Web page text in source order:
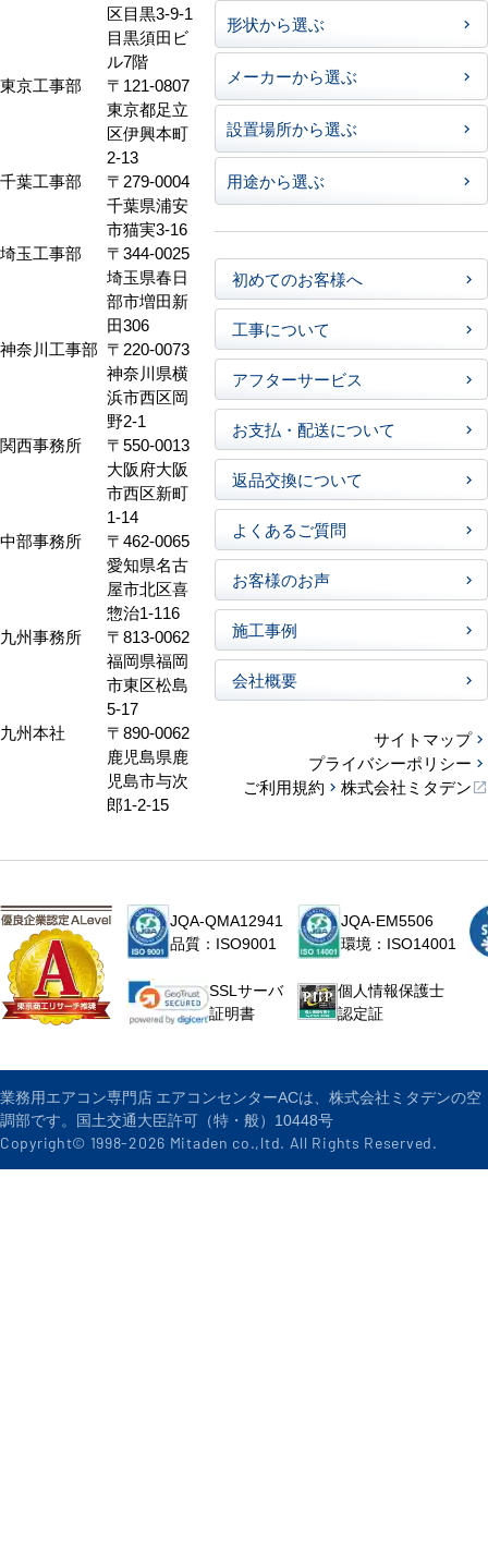
区目黒3-9-1
目黒須田ビ
ル7階
東京工事部
〒121-0807
東京都足立
区伊興本町
2-13
千葉工事部
〒279-0004
千葉県浦安
市猫実3-16
埼玉工事部
〒344-0025
埼玉県春日
部市増田新
田306
神奈川工事部 〒220-0073
神奈川県横
浜市西区岡
野2-1
関西事務所
〒550-0013
大阪府大阪
市西区新町
1-14
中部事務所
〒462-0065
愛知県名古
屋市北区喜
惣治1-116
九州事務所
〒813-0062
福岡県福岡
市東区松島
5-17
九州本社
〒890-0062
鹿児島県鹿
児島市与次
郎1-2-15
形状から選ぶ
メーカーから選ぶ
設置場所から選ぶ
用途から選ぶ
初めてのお客様へ
工事について
アフターサービス
お支払・配送について
返品交換について
よくあるご質問
お客様のお声
施工事例
会社概要
サイトマップ
プライバシーポリシー
ご利用規約
株式会社ミタデン
JQA-QMA12941
品質：ISO9001
JQA-EM5506
環境：ISO14001
SSLサーバ
証明書
個人情報保護士
認定証
業務用エアコン専門店 エアコンセンターACは、株式会社ミタデンの空
調部です。国土交通大臣許可（特・般）10448号
Copyright© 1998-2026 Mitaden co.,ltd. All Rights Reserved.